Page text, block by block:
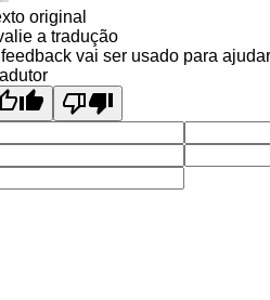
original
a tradução
vai ser usado para